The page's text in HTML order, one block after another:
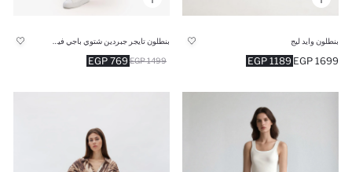
بنطلون وايد ليج
1189 EGP 1699 EGP
بنطلون تايجر جبردين شتوي باجي فيت بخصر عالي
769 EGP 1499 EGP